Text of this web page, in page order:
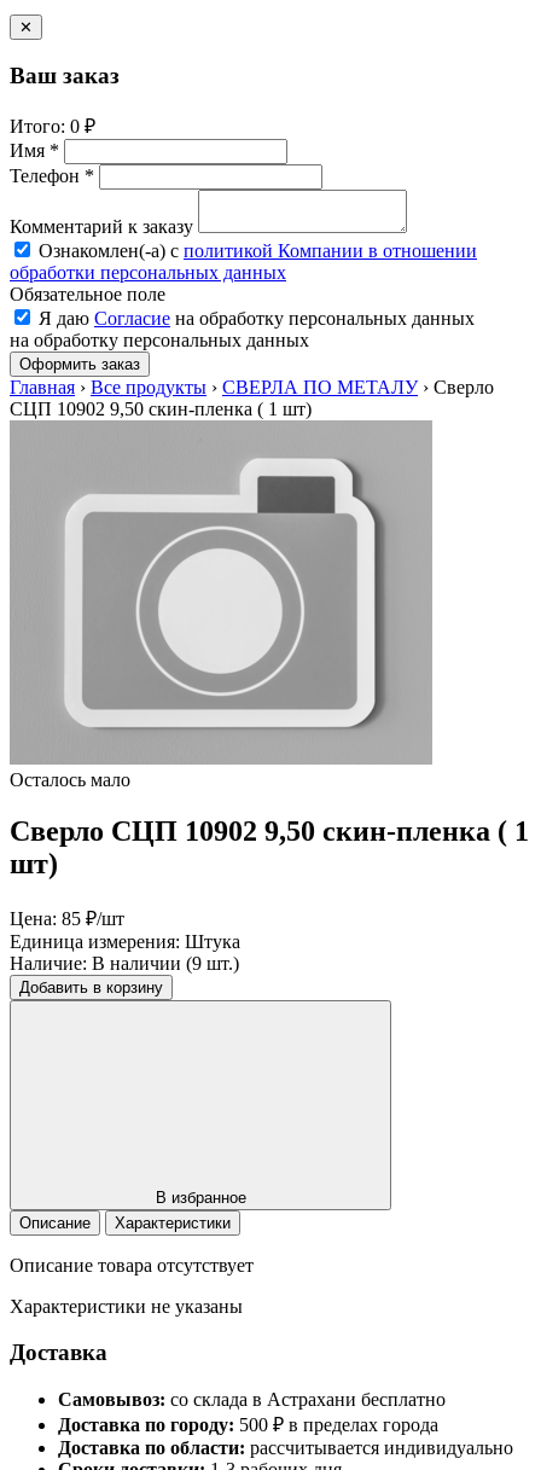
✕
Ваш заказ
Итого: 0 ₽
Имя *
Телефон *
Комментарий к заказу
Ознакомлен(-a) с политикой Компании в отношении
обработки персональных данных
Обязательное поле
Я даю Согласие на обработку персональных данных
на обработку персональных данных
Оформить заказ
Главная › Все продукты › СВЕРЛА ПО МЕТАЛУ› Сверло
СЦП 10902 9,50 скин-пленка ( 1 шт)
Осталось мало
Сверло СЦП 10902 9,50 скин-пленка ( 1
шт)
Цена: 85 ₽/шт
Единица измерения: Штука
Наличие: В наличии (9 шт.)
Добавить в корзину
В избранное
Описание
Характеристики
Описание товара отсутствует
Характеристики не указаны
Доставка
Самовывоз: со склада в Астрахани бесплатно
Доставка по городу: 500 ₽ в пределах города
Доставка по области: рассчитывается индивидуально